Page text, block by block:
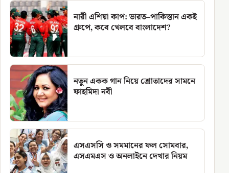
নারী এশিয়া কাপ: ভারত–পাকিস্তান একই
গ্রুপে, কবে খেলবে বাংলাদেশ?
নতুন একক গান নিয়ে শ্রোতাদের সামনে
ফাহমিদা নবী
এসএসসি ও সমমানের ফল সোমবার,
এসএমএস ও অনলাইনে দেখার নিয়ম